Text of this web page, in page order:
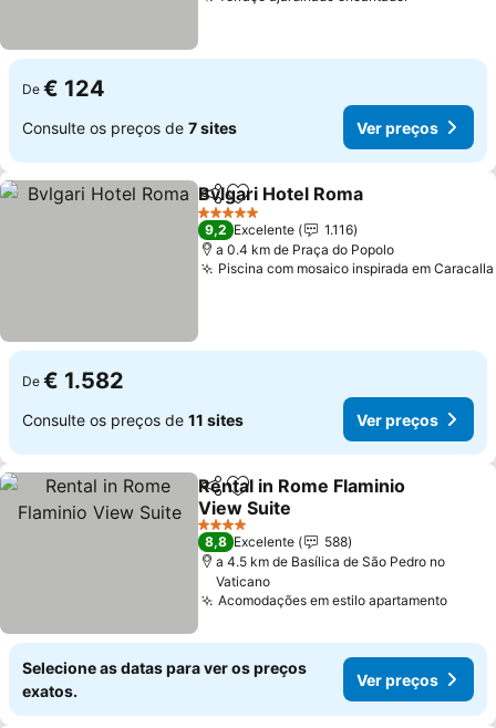
De € 124
Consulte os preços de 7 sites Ver preços
PartilharAdicionar aos favoritos
Bvlgari Hotel Roma
5 Estrelas
9,2 Excelente
1.116
a 0.4 km de Praça do Popolo
Piscina com mosaico inspirada em Caracalla
De € 1.582
Consulte os preços de 11 sites Ver preços
PartilharAdicionar aos favoritos
Rental in Rome Flaminio
View Suite
4 Estrelas
8,8 Excelente
588
a 4.5 km de Basílica de São Pedro no
Vaticano
Acomodações em estilo apartamento
Selecione as datas para ver os preços
exatos.
Ver preços